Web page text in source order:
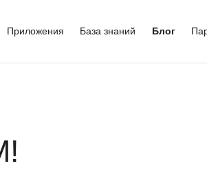
Приложения База знаний Блог